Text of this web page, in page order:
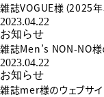
雑誌VOGUE様（2025
2023.04.22
お知らせ
雑誌Men’s NON-NO様
2023.04.22
お知らせ
雑誌mer様のウェブサ